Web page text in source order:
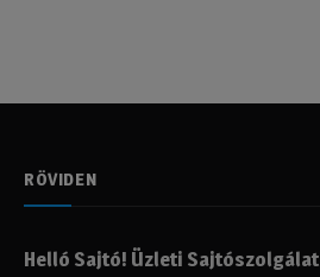
RÖVIDEN
Helló Sajtó! Üzleti Sajtószolgálat